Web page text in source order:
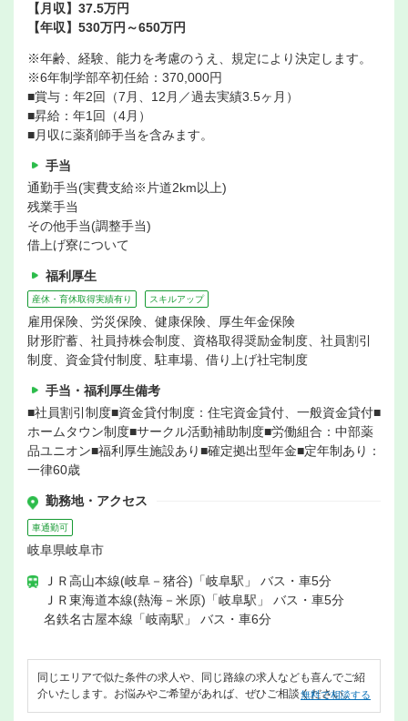
【月収】37.5万円
【年収】530万円～650万円
※年齢、経験、能力を考慮のうえ、規定により決定します。
※6年制学部卒初任給：370,000円
■賞与：年2回（7月、12月／過去実績3.5ヶ月）
■昇給：年1回（4月）
■月収に薬剤師手当を含みます。
手当
通勤手当(実費支給※片道2km以上)
残業手当
その他手当(調整手当)
借上げ寮について
福利厚生
産休・育休取得実績有り スキルアップ
雇用保険、労災保険、健康保険、厚生年金保険
財形貯蓄、社員持株会制度、資格取得奨励金制度、社員割引
制度、資金貸付制度、駐車場、借り上げ社宅制度
手当・福利厚生備考
■社員割引制度■資金貸付制度：住宅資金貸付、一般資金貸付■
ホームタウン制度■サークル活動補助制度■労働組合：中部薬
品ユニオン■福利厚生施設あり■確定拠出型年金■定年制あり：
一律60歳
勤務地・アクセス
車通勤可
岐阜県岐阜市
ＪＲ高山本線(岐阜－猪谷)「岐阜駅」 バス・車5分
ＪＲ東海道本線(熱海－米原)「岐阜駅」 バス・車5分
名鉄名古屋本線「岐南駅」 バス・車6分
同じエリアで似た条件の求人や、同じ路線の求人なども喜んでご紹
介いたします。お悩みやご希望があれば、ぜひご相談ください。
無料で相談する